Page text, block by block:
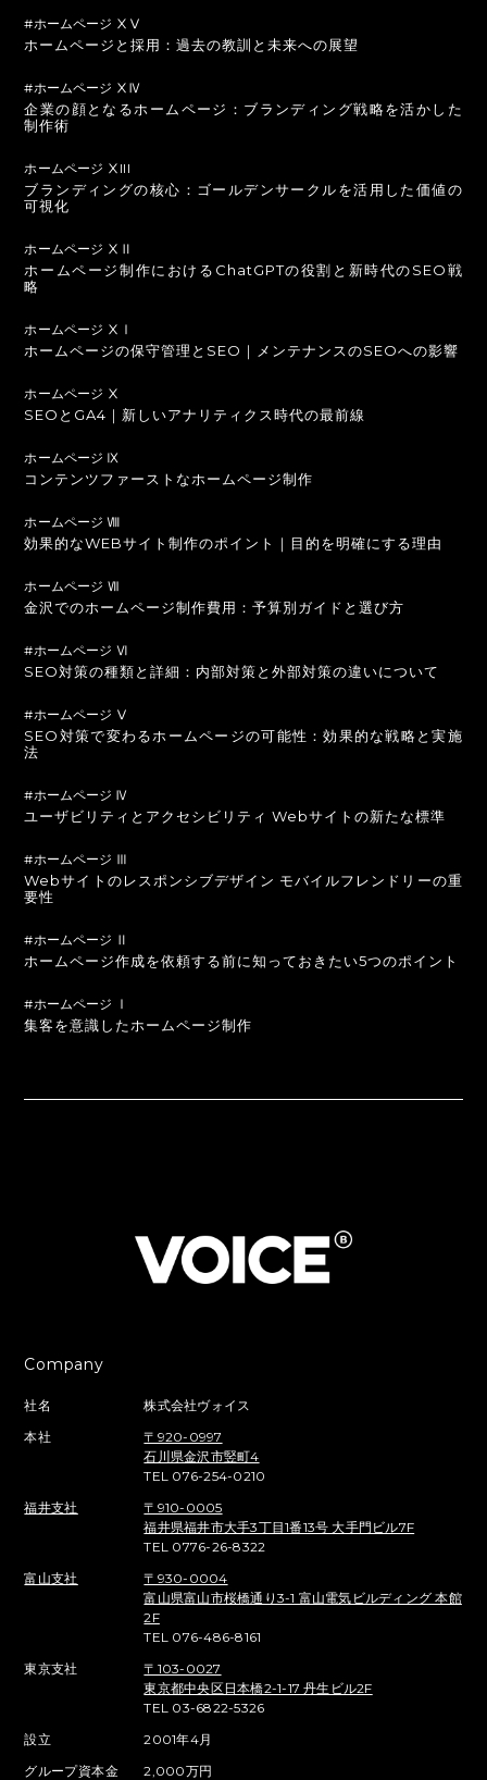
#ホームページ ⅩⅤ
ホームページと採用：過去の教訓と未来への展望
#ホームページ ⅩⅣ
企業の顔となるホームページ：ブランディング戦略を活かした
制作術
ホームページ ⅩIII
ブランディングの核心：ゴールデンサークルを活用した価値の
可視化
ホームページ ⅩⅡ
ホームページ制作におけるChatGPTの役割と新時代のSEO戦
略
ホームページ ⅩⅠ
ホームページの保守管理とSEO｜メンテナンスのSEOへの影響
ホームページ Ⅹ
SEOとGA4｜新しいアナリティクス時代の最前線
ホームページ Ⅸ
コンテンツファーストなホームページ制作
ホームページ Ⅷ
効果的なWEBサイト制作のポイント｜目的を明確にする理由
ホームページ Ⅶ
金沢でのホームページ制作費用：予算別ガイドと選び方
#ホームページ Ⅵ
SEO対策の種類と詳細：内部対策と外部対策の違いについて
#ホームページ Ⅴ
SEO対策で変わるホームページの可能性：効果的な戦略と実施
法
#ホームページ Ⅳ
ユーザビリティとアクセシビリティ Webサイトの新たな標準
#ホームページ Ⅲ
Webサイトのレスポンシブデザイン モバイルフレンドリーの重
要性
#ホームページ Ⅱ
ホームページ作成を依頼する前に知っておきたい5つのポイント
#ホームページ Ⅰ
集客を意識したホームページ制作
Company
社名
株式会社ヴォイス
本社
〒920-0997
石川県金沢市竪町4
TEL 076-254-0210
福井支社
〒910-0005
福井県福井市大手3丁目1番13号 大手門ビル7F
TEL 0776-26-8322
富山支社
〒930-0004
富山県富山市桜橋通り3-1 富山電気ビルディング 本館
2F
TEL 076-486-8161
東京支社
〒103-0027
東京都中央区日本橋2-1-17 丹生ビル2F
TEL 03-6822-5326
設立
2001年4月
グループ資本金
2,000万円